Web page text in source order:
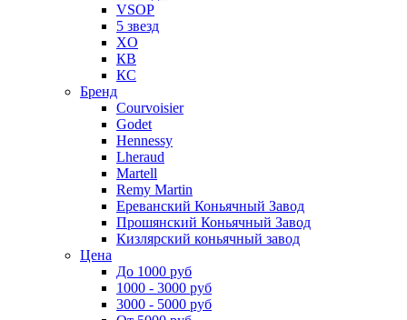
VSOP
5 звезд
XO
КВ
КС
Бренд
Courvoisier
Godet
Hennessy
Lheraud
Martell
Remy Martin
Ереванский Коньячный Завод
Прошянский Коньячный Завод
Кизлярский коньячный завод
Цена
До 1000 руб
1000 - 3000 руб
3000 - 5000 руб